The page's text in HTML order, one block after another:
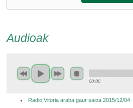
Audioak
00:00
Radio Vitoria araba gaur saioa 2015/12/04